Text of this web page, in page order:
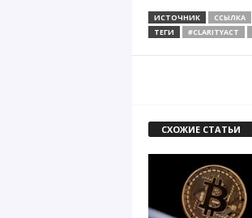
ИСТОЧНИК
ССЫЛКА
ТЕГИ
#CLARITYACT
СХОЖИЕ СТАТЬИ